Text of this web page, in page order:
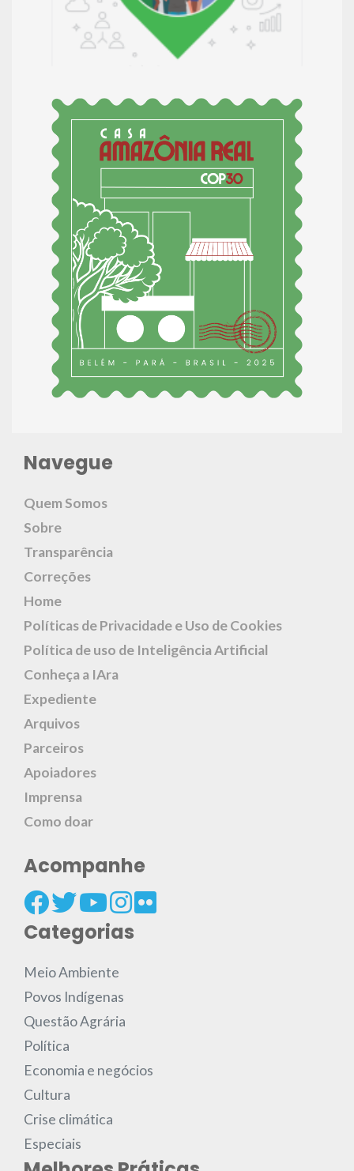
Navegue
Quem Somos
Sobre
Transparência
Correções
Home
Políticas de Privacidade e Uso de Cookies
Política de uso de Inteligência Artificial
Conheça a IAra
Expediente
Arquivos
Parceiros
Apoiadores
Imprensa
Como doar
Acompanhe
Categorias
Meio Ambiente
Povos Indígenas
Questão Agrária
Política
Economia e negócios
Cultura
Crise climática
Especiais